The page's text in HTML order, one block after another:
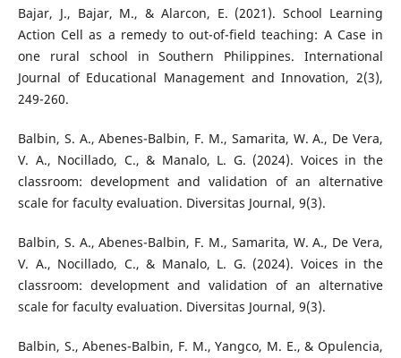
Bajar, J., Bajar, M., & Alarcon, E. (2021). School Learning
Action Cell as a remedy to out-of-field teaching: A Case in
one rural school in Southern Philippines. International
Journal of Educational Management and Innovation, 2(3),
249-260.
Balbin, S. A., Abenes-Balbin, F. M., Samarita, W. A., De Vera,
V. A., Nocillado, C., & Manalo, L. G. (2024). Voices in the
classroom: development and validation of an alternative
scale for faculty evaluation. Diversitas Journal, 9(3).
Balbin, S. A., Abenes-Balbin, F. M., Samarita, W. A., De Vera,
V. A., Nocillado, C., & Manalo, L. G. (2024). Voices in the
classroom: development and validation of an alternative
scale for faculty evaluation. Diversitas Journal, 9(3).
Balbin, S., Abenes-Balbin, F. M., Yangco, M. E., & Opulencia,